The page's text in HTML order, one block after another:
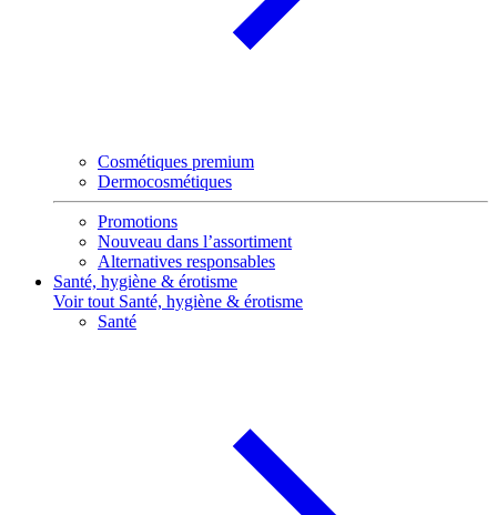
Cosmétiques premium
Dermocosmétiques
Promotions
Nouveau dans l’assortiment
Alternatives responsables
Santé, hygiène & érotisme
Voir tout Santé, hygiène & érotisme
Santé